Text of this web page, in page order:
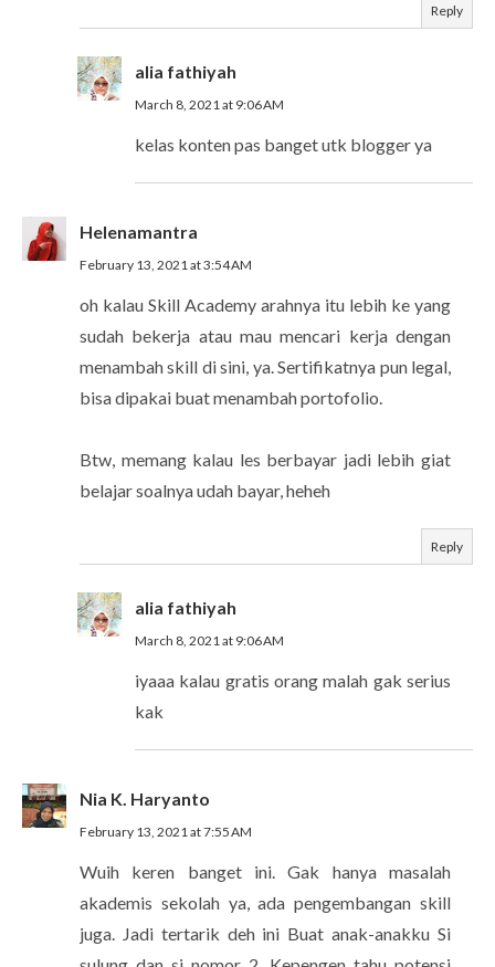
Reply
alia fathiyah
March 8, 2021 at 9:06 AM
kelas konten pas banget utk blogger ya
Helenamantra
February 13, 2021 at 3:54 AM
oh kalau Skill Academy arahnya itu lebih ke yang
sudah bekerja atau mau mencari kerja dengan
menambah skill di sini, ya. Sertifikatnya pun legal,
bisa dipakai buat menambah portofolio.
Btw, memang kalau les berbayar jadi lebih giat
belajar soalnya udah bayar, heheh
Reply
alia fathiyah
March 8, 2021 at 9:06 AM
iyaaa kalau gratis orang malah gak serius
kak
Nia K. Haryanto
February 13, 2021 at 7:55 AM
Wuih keren banget ini. Gak hanya masalah
akademis sekolah ya, ada pengembangan skill
juga. Jadi tertarik deh ini Buat anak-anakku Si